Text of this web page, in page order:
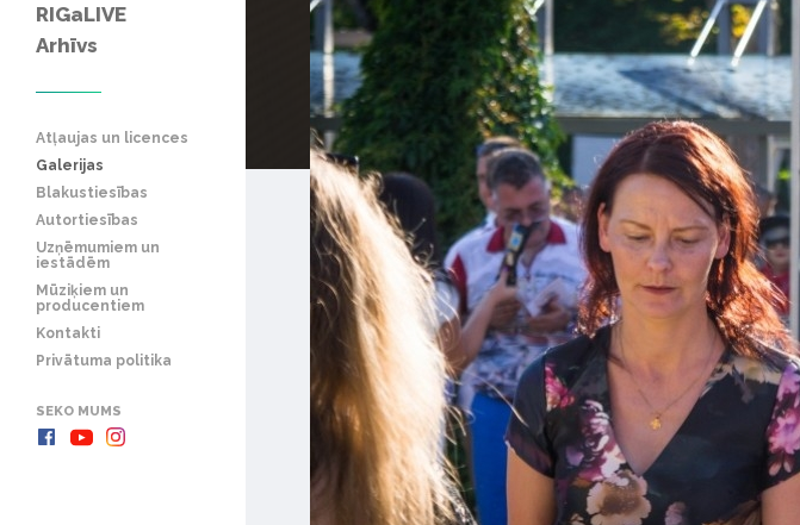
RIGaLIVE
Arhīvs
Atļaujas un licences
Galerijas
Blakustiesības
Autortiesības
Uzņēmumiem un
iestādēm
Mūziķiem un
producentiem
Kontakti
Privātuma politika
SEKO MUMS